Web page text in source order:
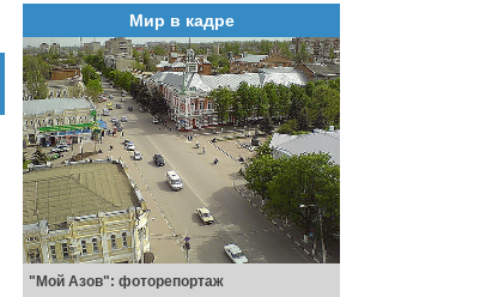
Мир в кадре
"Мой Азов": фоторепортаж